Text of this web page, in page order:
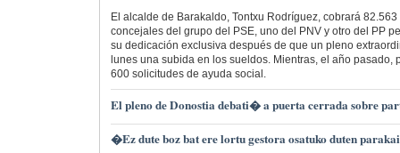
El alcalde de Barakaldo, Tontxu Rodríguez, cobrará
concejales del grupo del PSE, uno del PNV y otro del PP
su dedicación exclusiva después de que un pleno
lunes una subida en los sueldos. Mientras, el año pasado,
600 solicitudes de ayuda social.
El pleno de Donostia debati� a puerta cerrada sobre
�Ez dute boz bat ere lortu gestora osatuko duten